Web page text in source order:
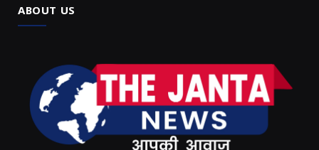
ABOUT US